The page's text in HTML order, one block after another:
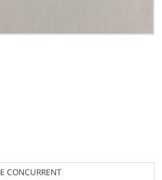
CONCURRENT